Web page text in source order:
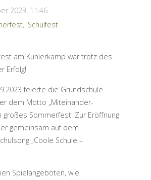
2023, 11:46
, Schulfest
am Kuhlerkamp war trotz des
Erfolg!
feierte die Grundschule
dem Motto „Miteinander-
großes Sommerfest. Zur Eröffnung
gemeinsam auf dem
„Coole Schule –
Spielangeboten, wie